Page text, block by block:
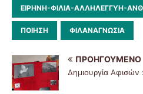
ΕΙΡΗΝΗ-ΦΙΛΙΑ-ΑΛΛΗΛΕΓΓΥΗ-
ΠΟΙΗΣΗ ΦΙΛΑΝΑΓΝΩΣΊΑ
ΠΡΟΗΓΟΎΜΕΝΟ
Δημιουργία